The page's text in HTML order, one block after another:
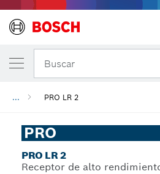
Buscar
... PRO LR 2
PRO
PRO LR 2
Receptor de alto